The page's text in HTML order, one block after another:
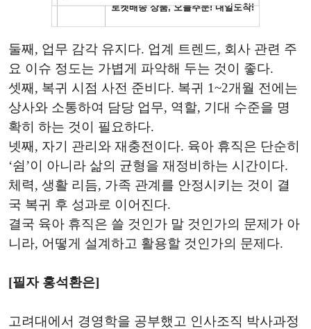
둘째, 업무 감각 유지다. 업계 트렌드, 회사 관련 주
요 이슈 정도는 가볍게 파악해 두는 것이 좋다.
셋째, 복귀 시점 사전 준비다. 복귀 1~2개월 전에는
상사와 소통하여 담당 업무, 역할, 기대 수준을 명
확히 하는 것이 필요하다.
넷째, 자기 관리와 재충전이다. 육아 휴직은 단순히
‘쉼’이 아니라 삶의 균형을 재정비하는 시간이다.
체력, 생활 리듬, 가족 관계를 안정시키는 것이 결
국 복귀 후 성과로 이어진다.
결국 육아 휴직은 쓸 것인가 말 것인가의 문제가 아
니라, 어떻게 설계하고 활용할 것인가의 문제다.
[필자 홍석환은]
고려대에서 경영학을 공부했고 인사조직 박사과정